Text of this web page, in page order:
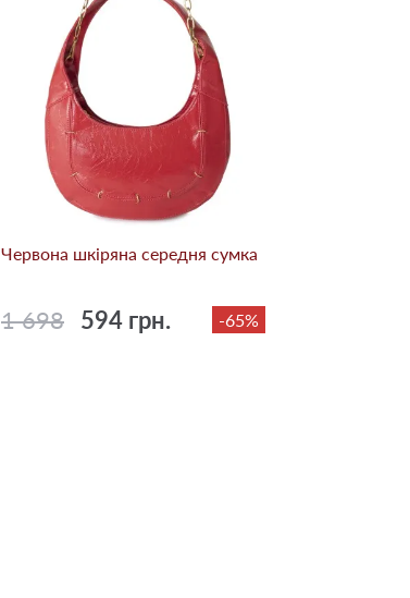
Червона шкіряна середня сумка
1 698 594 грн. -65%